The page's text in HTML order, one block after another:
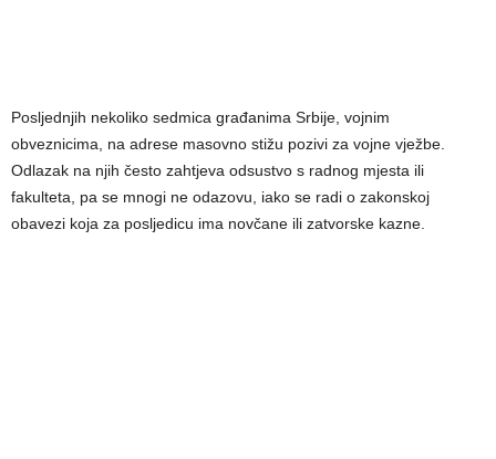
Posljednjih nekoliko sedmica građanima Srbije, vojnim
obveznicima, na adrese masovno stižu pozivi za vojne vježbe.
Odlazak na njih često zahtjeva odsustvo s radnog mjesta ili
fakulteta, pa se mnogi ne odazovu, iako se radi o zakonskoj
obavezi koja za posljedicu ima novčane ili zatvorske kazne.